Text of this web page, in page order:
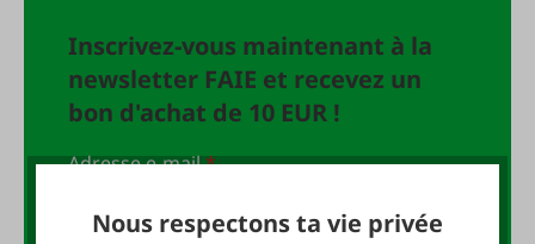
Inscrivez-vous maintenant à la
newsletter FAIE et recevez un
bon d'achat de 10 EUR !
Adresse e-mail*
Nous respectons ta vie privée